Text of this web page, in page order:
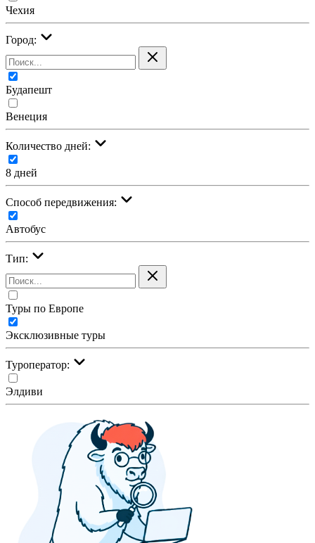
Чехия
Город:
Будапешт
Венеция
Количество дней:
8 дней
Cпособ передвижения:
Автобус
Тип:
Туры по Европе
Эксклюзивные туры
Туроператор:
Элдиви